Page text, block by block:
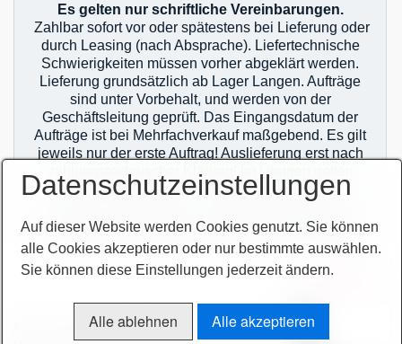
Es gelten nur schriftliche Vereinbarungen.
Zahlbar sofort vor oder spätestens bei Lieferung oder
durch Leasing (nach Absprache). Liefertechnische
Schwierigkeiten müssen vorher abgeklärt werden.
Lieferung grundsätzlich ab Lager Langen. Aufträge
sind unter Vorbehalt, und werden von der
Geschäftsleitung geprüft. Das Eingangsdatum der
Aufträge ist bei Mehrfachverkauf maßgebend. Es gilt
jeweils nur der erste Auftrag! Auslieferung erst nach
zahlungstechnischer Klärung! Im Übrigen gelten
unsere allgemeinen Geschäftsbedingungen.
Netz oder auf unseren Auftragsbestätigungen.
zur Termin-
Bitte beachten! Impressum
Sitemap intern
Datenschutzeinstellungen
Auf dieser Website werden Cookies genutzt. Sie können
alle Cookies akzeptieren oder nur bestimmte auswählen.
Sie können diese Einstellungen jederzeit ändern.
Alle ablehnen Alle akzeptieren